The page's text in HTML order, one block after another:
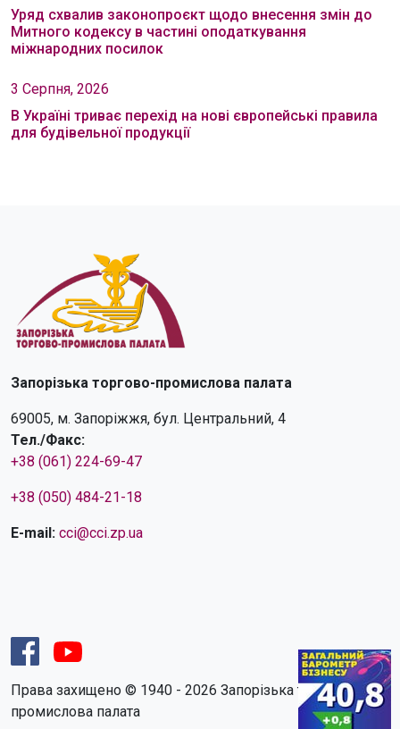
Уряд схвалив законопроєкт щодо внесення змін до
Митного кодексу в частині оподаткування
міжнародних посилок
3 Серпня, 2026
В Україні триває перехід на нові європейські правила
для будівельної продукції
Запорізька торгово-промислова палата
69005, м. Запоріжжя, бул. Центральний, 4
Тел./Факс:
+38 (061) 224-69-47
+38 (050) 484-21-18
E-mail: cci@cci.zp.ua
Права захищено © 1940 - 2026 Запорізька торгово-
промислова палата